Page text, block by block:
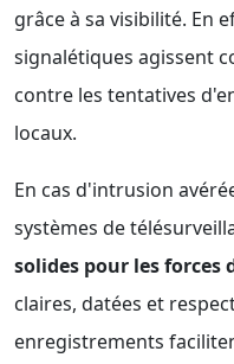
grâce à sa visibilité. En
signalétiques agissent
contre les tentatives
locaux.
En cas d'intrusion
systèmes de
solides pour les forces
claires, datées et
enregistrements